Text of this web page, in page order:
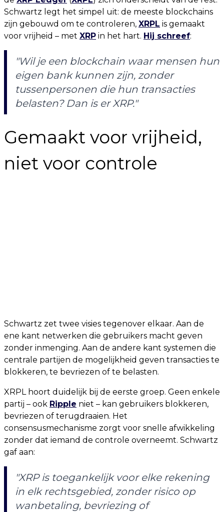
Schwartz legt het simpel uit: de meeste blockchains
zijn gebouwd om te controleren, XRPL is gemaakt
voor vrijheid – met XRP in het hart. Hij schreef:
"Wil je een blockchain waar mensen hun
eigen bank kunnen zijn, zonder
tussenpersonen die hun transacties
belasten? Dan is er XRP."
Gemaakt voor vrijheid,
niet voor controle
Schwartz zet twee visies tegenover elkaar. Aan de
ene kant netwerken die gebruikers macht geven
zonder inmenging. Aan de andere kant systemen die
centrale partijen de mogelijkheid geven transacties te
blokkeren, te bevriezen of te belasten.
XRPL hoort duidelijk bij de eerste groep. Geen enkele
partij – ook Ripple niet – kan gebruikers blokkeren,
bevriezen of terugdraaien. Het
consensusmechanisme zorgt voor snelle afwikkeling
zonder dat iemand de controle overneemt. Schwartz
gaf aan:
"XRP is toegankelijk voor elke rekening
in elk rechtsgebied, zonder risico op
wanbetaling, bevriezing of